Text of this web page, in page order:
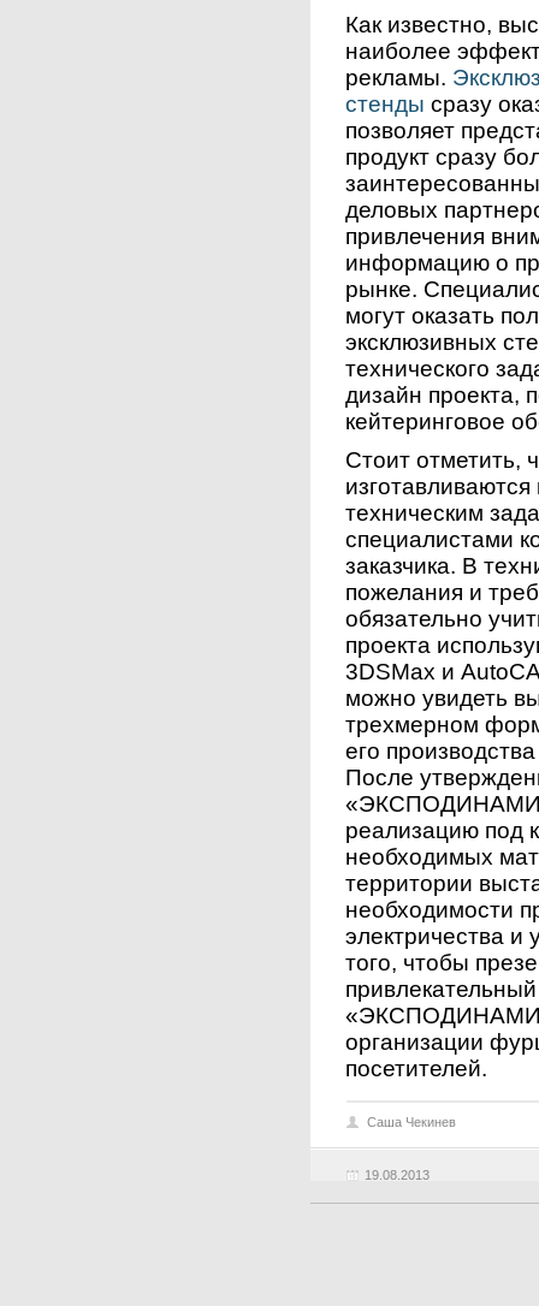
Как известно,
наиболее
рекламы.
стенды сразу
позволяет
продукт сразу
деловых
привлечения
информацию о
рынке.
могут оказать
эксклюзивных
технического
дизайн проекта,
кейтеринговое
Стоит отметить,
техническим
специалистами
заказчика. В
пожелания и
обязательно
проекта
3DSMax и
можно увидеть
трехмерном
его
После
реализацию под
необходимых
территории
необходимости
электричества и
того, чтобы
организации
посетителей.
19.08.2013
Саша Чекинев